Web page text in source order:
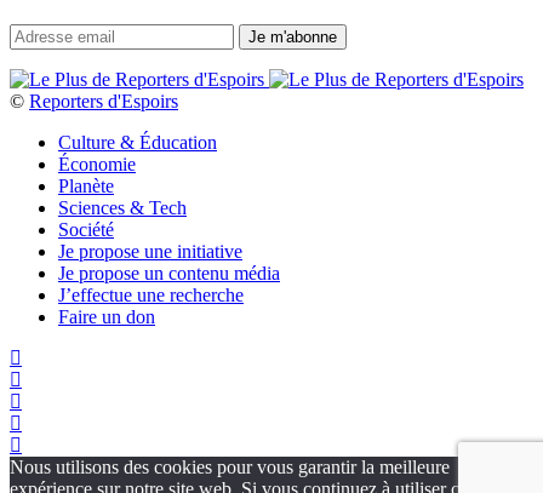
© Reporters d'Espoirs
Culture & Éducation
Économie
Planète
Sciences & Tech
Société
Je propose une initiative
Je propose un contenu média
J’effectue une recherche
Faire un don
Nous utilisons des cookies pour vous garantir la meilleure